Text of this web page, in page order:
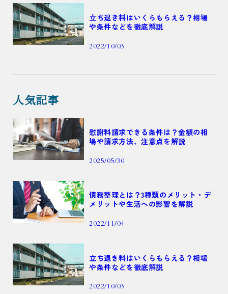
立ち退き料はいくらもらえる？相場
や条件などを徹底解説
2022/10/03
人気記事
慰謝料請求できる条件は？金額の相
場や請求方法、注意点を解説
2025/05/30
債務整理とは？3種類のメリット・デ
メリットや生活への影響を解説
2022/11/04
立ち退き料はいくらもらえる？相場
や条件などを徹底解説
2022/10/03